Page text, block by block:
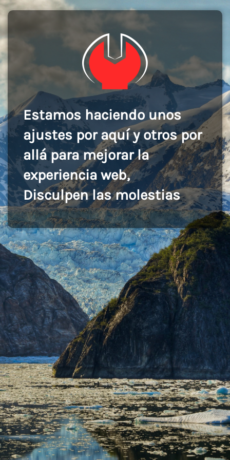
Estamos haciendo unos
ajustes por aquí y otros por
allá para mejorar la
experiencia web,
Disculpen las molestias